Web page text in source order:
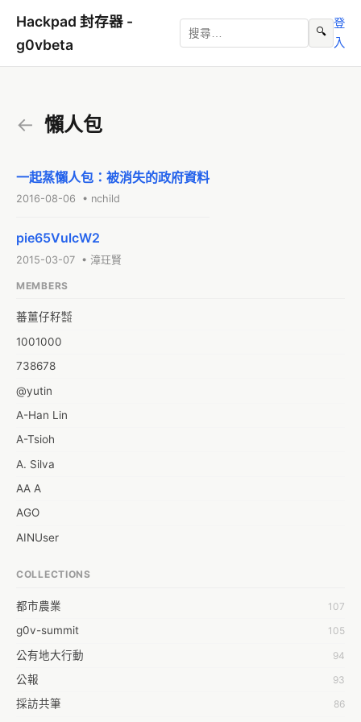
Hackpad 封存器 -
g0vbeta
🔍
登
入
← 懶人包
一起蒸懶人包：被消失的政府資料
2016-08-06 • nchild
pie65VulcW2
2015-03-07 • 漳玨賢
MEMBERS
蕃薑仔籽㍿
1001000
738678
@yutin
A-Han Lin
A-Tsioh
A. Silva
AA A
AGO
AINUser
Aaron Chen
Abby Chen
Abby Wu
Achernar Tseng
Acsa Lu
COLLECTIONS
都市農業 107
g0v-summit 105
公有地大行動 94
公報 93
採訪共筆 86